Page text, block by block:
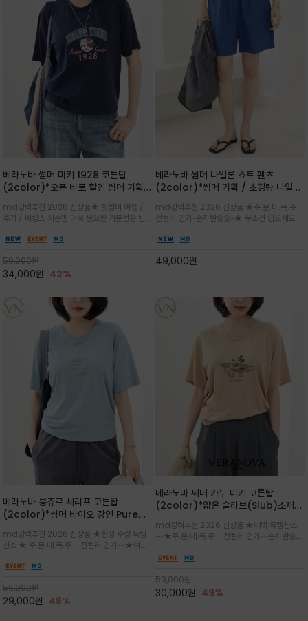
베라노바 썸머 미키 1928 코튼탑
(2color)*오픈 바로 할인 썸머 기획
★ 한정수량 제작 ★ 오가닉 코튼으로
빈티지 프린트로 여름 하의와 모두 잘어
울리는 그래픽
md강력추천 2026 신상품★ 핫썸머 여행 /
휴가 / 바캉스 시즌엔 더욱 필요한 기분전환 빈티
키 컬러 위에 빈티지한 크랙 효과의 레트로 감성
완성
59,000원
34,000원 42%
베라노바 썸머 나일론 쇼트 팬츠
(2color)*썸머 기획 / 초경량 나일론
가벼운 아이템 / 여행 / 일상 / 운동 모
두 가능한 아이템
md강력추천 2026 신상품 ★주.문.대.폭.주 -
전컬러 인기~순차발송중~★ 무조건 입으세요~~
입니다^^가볍고 드라이한 터치감의 나일론 소
룩, 모임룩, 데일리룩까지 다양하게
49,000원
베라노바 봉쥬르 세리프 코튼탑
(2color)*썸머 바이오 강연 Pure
성적인 프랑스어 수식어를 조합
md강력추천 2026 신상품 ★한정 수량 득템
찬스 ★ 주.문.대.폭.주 - 전컬러 인기~~★여름
여유로운 감성/피부에 닿는 순간 기분 좋은 청량
56,000원
29,000원 48%
베라노바 써머 카누 미키 코튼탑
(2color)*얇은 슬라브(Slub)소재
하며, 몸에 잘 달라붙지 않아 쾌적
md강력추천 2026 신상품 ★대박 득템찬스
~~★주.문.대.폭.주 - 전컬러 인기~~순차발송중
드롭숄더 핏과 부드러운 라운드넥이 편안하며, 앞
다.
59,000원
30,000원 49%